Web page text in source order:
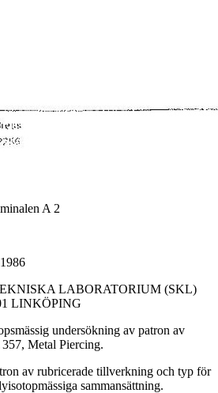
A 2
LABORATORIUM (SKL)
LINKÖPING
undersökning av patron av
Metal Piercing.
av rubricerade tillverkning och typ för
sammansättning.